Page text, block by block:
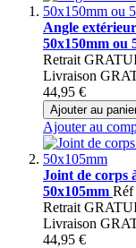
Angle
50x150mm ou
Retrait
Livraison
44,95 €
Ajouter au
Ajouter au
Joint de corps
50x105mm Réf
Retrait
Livraison
44,95 €